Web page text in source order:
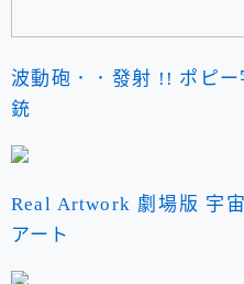
波動砲．．發射 !! ポピ
銃
Real Artwork 劇場版 宇
アート